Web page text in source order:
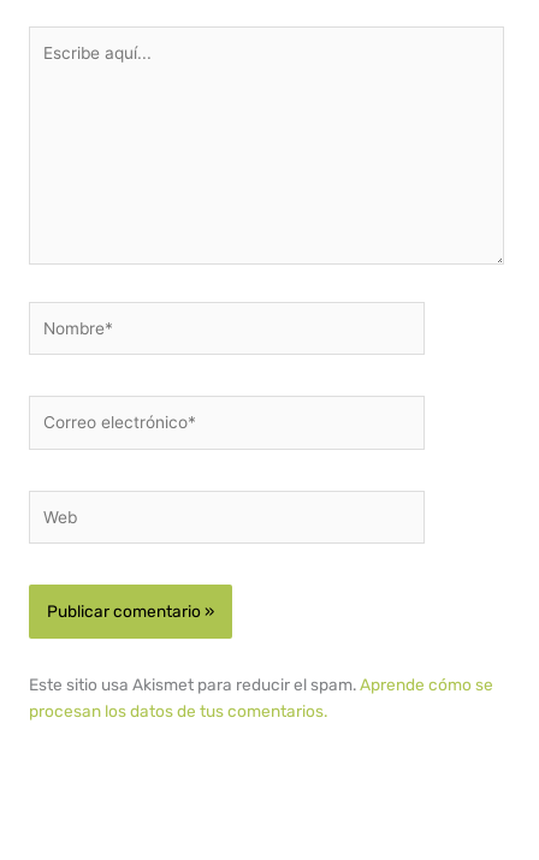
aquí...
electrónico*
Este sitio usa Akismet para reducir el spam.Aprende cómo se
procesan los datos de tus comentarios.